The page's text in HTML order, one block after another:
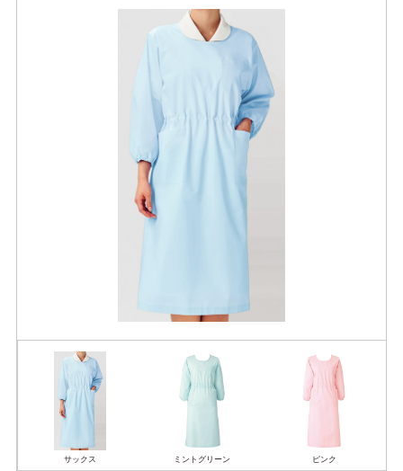
サックス ミントグリーン ピンク